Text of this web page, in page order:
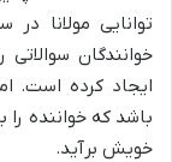
توانایی مولانا
خوانندگان
ایجاد کرده است.
باشد که خواننده
خویش برآید.